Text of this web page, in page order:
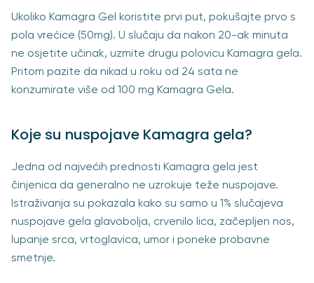
Ukoliko Kamagra Gel koristite prvi put, pokušajte prvo s
pola vrećice (50mg). U slučaju da nakon 20-ak minuta
ne osjetite učinak, uzmite drugu polovicu Kamagra gela.
Pritom pazite da nikad u roku od 24 sata ne
konzumirate više od 100 mg Kamagra Gela.
Koje su nuspojave Kamagra gela?
Jedna od najvećih prednosti Kamagra gela jest
činjenica da generalno ne uzrokuje teže nuspojave.
Istraživanja su pokazala kako su samo u 1% slučajeva
nuspojave gela glavobolja, crvenilo lica, začepljen nos,
lupanje srca, vrtoglavica, umor i poneke probavne
smetnje.